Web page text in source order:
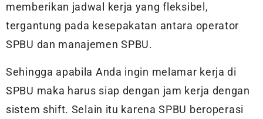
memberikan jadwal kerja yang fleksibel,
tergantung pada kesepakatan antara operator
SPBU dan manajemen SPBU.
Sehingga apabila Anda ingin melamar kerja di
SPBU maka harus siap dengan jam kerja dengan
sistem shift. Selain itu karena SPBU beroperasi